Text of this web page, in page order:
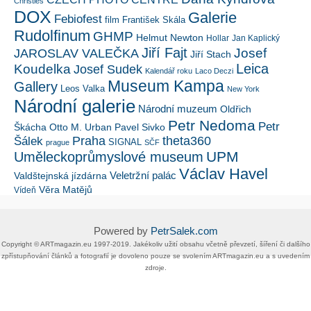
DOX Febiofest film František Skála Galerie
Rudolfinum GHMP Helmut Newton Hollar Jan Kaplický
JAROSLAV VALEČKA Jiří Fajt Jiří Stach Josef
Koudelka Josef Sudek Kalendář roku Laco Deczi Leica
Gallery Leos Valka Museum Kampa New York
Národní galerie Národní muzeum Oldřich
Škácha Otto M. Urban Pavel Sivko Petr Nedoma Petr
Šálek prague Praha SIGNAL SČF theta360
Uměleckoprůmyslové museum UPM
Valdštejnská jízdárna Veletržní palác Václav Havel
Vídeň Věra Matějů
Powered by PetrSalek.com
Copyright ©​ ​​ARTmagazin.eu ​1997-2019​.​ Jakékoliv užití obsahu včetně převzetí, šíření či dalšího
zpřístupňování článků a fotografií je dovoleno pouze se svolením ​ARTmagazin.eu​ ​a s uvedením
zdroje.